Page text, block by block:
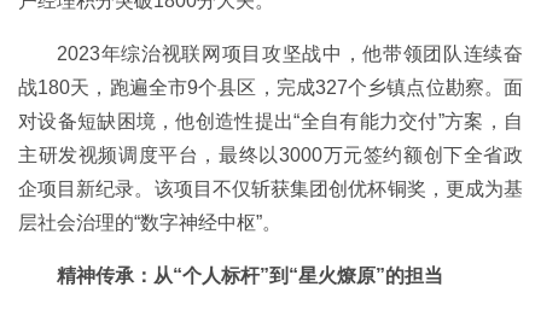
2023年综治视联网项目攻坚战中，他带领团队连续奋
战180天，跑遍全市9个县区，完成327个乡镇点位勘察。面
对设备短缺困境，他创造性提出“全自有能力交付”方案，自
主研发视频调度平台，最终以3000万元签约额创下全省政
企项目新纪录。该项目不仅斩获集团创优杯铜奖，更成为基
层社会治理的“数字神经中枢”。
精神传承：从“个人标杆”到“星火燎原”的担当